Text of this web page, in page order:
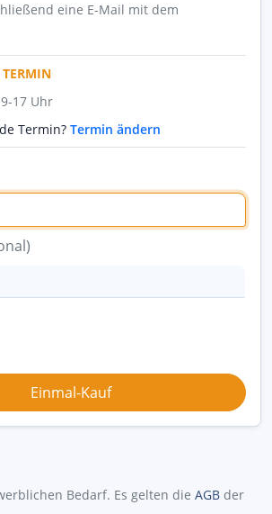
eine E-Mail mit dem
9-17 Uhr
Termin? Termin ändern
Bedarf. Es gelten die AGB der